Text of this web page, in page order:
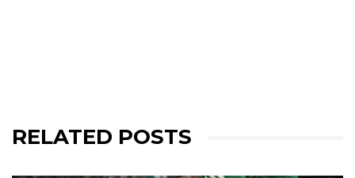
RELATED POSTS